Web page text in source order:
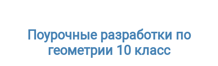
Поурочные разработки по
геометрии 10 класс